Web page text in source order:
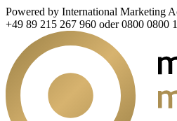
Powered by International Marketing
+49 89 215 267 960 oder 0800 0800